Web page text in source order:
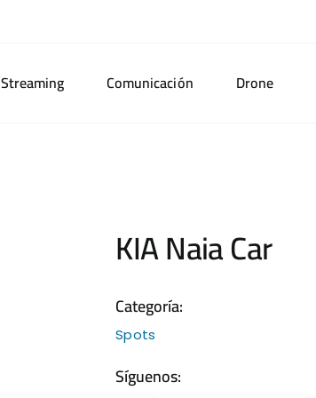
Streaming Comunicación Drone
KIA Naia Car
Categoría:
Spots
Síguenos: